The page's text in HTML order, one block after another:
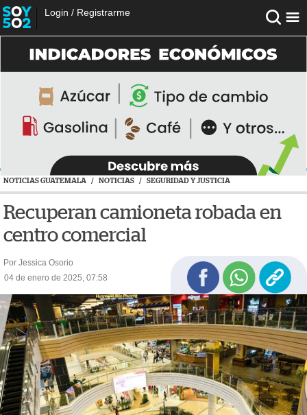
Login / Registrarme
NOTICIAS GUATEMALA / NOTICIAS / SEGURIDAD Y JUSTICIA
Recuperan camioneta robada en
centro comercial
Por Jessica Osorio
04 de enero de 2025, 07:58